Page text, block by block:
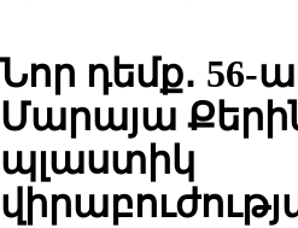
Նոր դեմք․ 56-
Մարայա
պլաստիկ